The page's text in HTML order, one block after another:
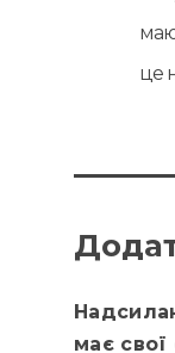
це
має